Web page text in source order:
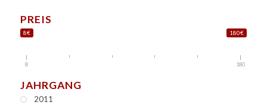
PREIS
8€ 180€
8 180
JAHRGANG
2011